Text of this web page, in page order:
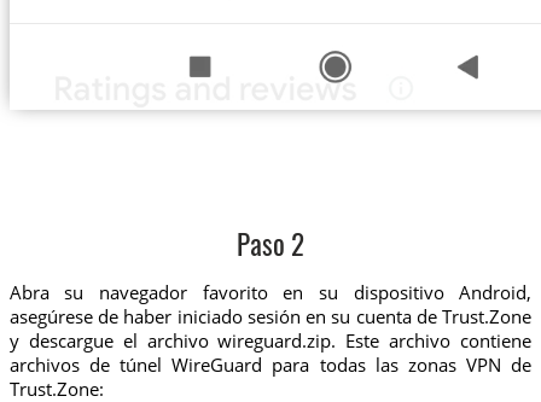
Paso 2
Abra su navegador favorito en su dispositivo Android,
asegúrese de haber iniciado sesión en su cuenta de Trust.Zone
y descargue el archivo wireguard.zip. Este archivo contiene
archivos de túnel WireGuard para todas las zonas VPN de
Trust.Zone: